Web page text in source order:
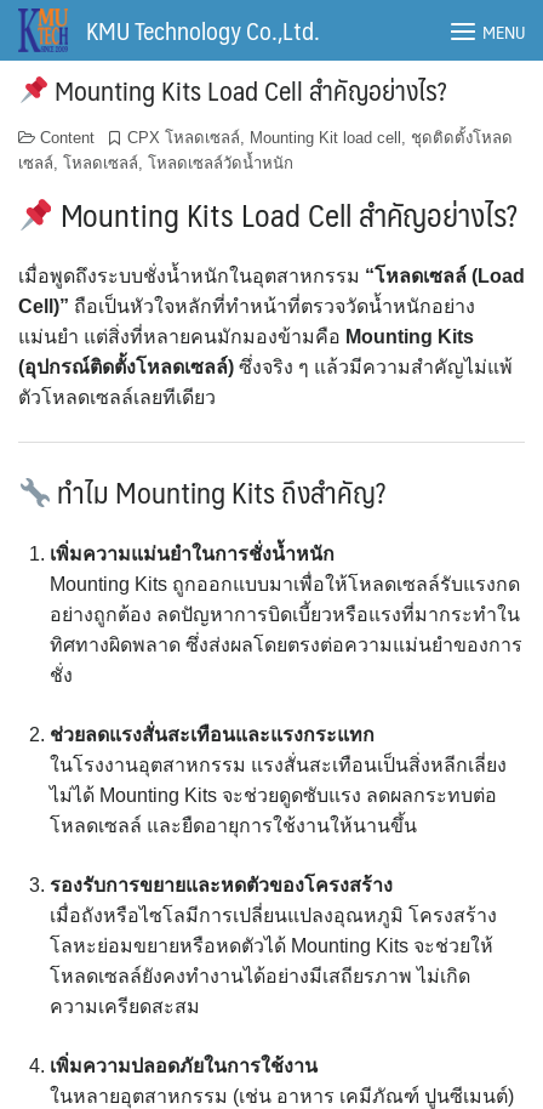
Skip
content
KMU Technology Co.,Ltd. MENU
Mounting Kits Load Cell สำคัญอย่างไร?
Content CPX โหลดเซลล์, Mounting Kit load cell , ชุดติดตั้งโหลด
เซลล์, โหลดเซลล์, โหลดเซลล์วัดน้ำหนัก
Mounting Kits Load Cell สำคัญอย่างไร?
เมื่อพูดถึงระบบชั่งน้ำหนักในอุตสาหกรรม “โหลดเซลล์ (Load
Cell)” ถือเป็นหัวใจหลักที่ทำหน้าที่ตรวจวัดน้ำหนักอย่าง
แม่นยำ แต่สิ่งที่หลายคนมักมองข้ามคือ Mounting Kits
(อุปกรณ์ติดตั้งโหลดเซลล์) ซึ่งจริง ๆ แล้วมีความสำคัญไม่แพ้
ตัวโหลดเซลล์เลยทีเดียว
ทำไม Mounting Kits ถึงสำคัญ?
เพิ่มความแม่นยำในการชั่งน้ำหนัก
Mounting Kits ถูกออกแบบมาเพื่อให้โหลดเซลล์รับแรงกด
อย่างถูกต้อง ลดปัญหาการบิดเบี้ยวหรือแรงที่มากระทำใน
ทิศทางผิดพลาด ซึ่งส่งผลโดยตรงต่อความแม่นยำของการ
ชั่ง
ช่วยลดแรงสั่นสะเทือนและแรงกระแทก
ในโรงงานอุตสาหกรรม แรงสั่นสะเทือนเป็นสิ่งหลีกเลี่ยง
ไม่ได้ Mounting Kits จะช่วยดูดซับแรง ลดผลกระทบต่อ
โหลดเซลล์ และยืดอายุการใช้งานให้นานขึ้น
รองรับการขยายและหดตัวของโครงสร้าง
เมื่อถังหรือไซโลมีการเปลี่ยนแปลงอุณหภูมิ โครงสร้าง
โลหะย่อมขยายหรือหดตัวได้ Mounting Kits จะช่วยให้
โหลดเซลล์ยังคงทำงานได้อย่างมีเสถียรภาพ ไม่เกิด
ความเครียดสะสม
เพิ่มความปลอดภัยในการใช้งาน
ในหลายอุตสาหกรรม (เช่น อาหาร เคมีภัณฑ์ ปูนซีเมนต์)